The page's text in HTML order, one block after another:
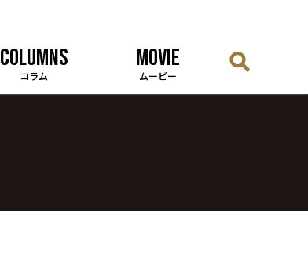
COLUMNS
コラム
MOVIE
ムービー